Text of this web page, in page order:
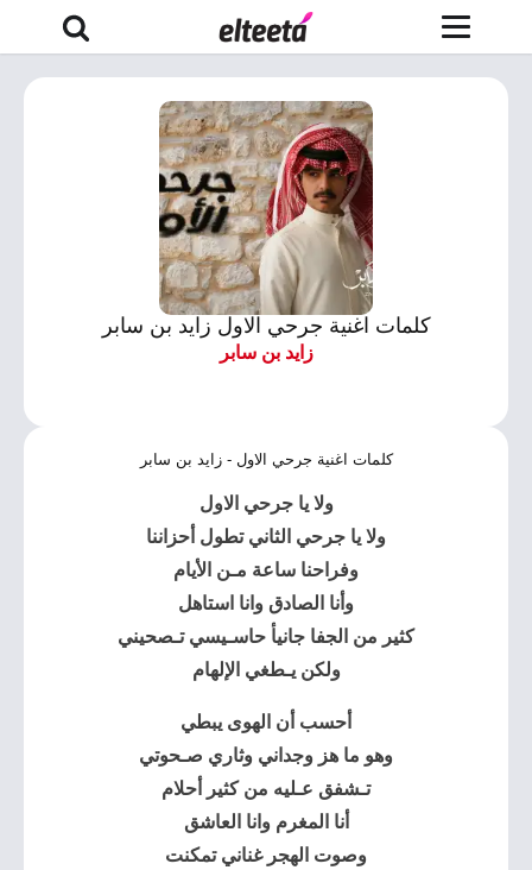
كلمات اغنية جرحي الاول زايد بن سابر
زايد بن سابر
كلمات اغنية جرحي الاول - زايد بن سابر
ولا يا جرحي الاول
ولا يا جرحي الثاني تطول أحزاننا
وفراحنا ساعة مـن الأيام
وأنا الصادق وانا استاهل
كثير من الجفا جانيأ حاسـيسي تـصحيني
ولكن يـطغي الإلهام
أحسب أن الهوى يبطي
وهو ما هز وجداني وثاري صـحوتي
تـشفق عـليه من كثير أحلام
أنا المغرم وانا العاشق
وصوت الهجر غناني تمكنت